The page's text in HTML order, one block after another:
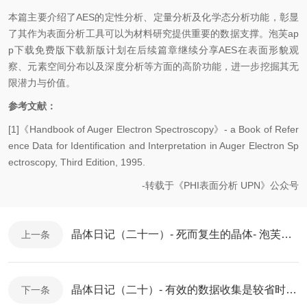
本篇主要介绍了AES的定性分析、定量分析及化学态分析功能，彰显
了其作为表面分析工具可以为材料研究提供重要的数据支撑。泡芙ap
p下载免费版下载新版计划在后续篇章继续分享AES在表面形貌观
察、元素空间分布以及深度分析等方面的高阶功能，进一步挖掘其无
限潜力与价值。
参考文献：
[1]《Handbook of Auger Electron Spectroscopy》- a Book of Refer
ence Data for Identification and Interpretation in Auger Electron Sp
ectroscopy, Third Edition, 1995.
-转载于《PHI表面分析 UPN》公众号
上一条 晶体日记（二十一）- 死而复生的晶体- 泡芙短视频色版下载衍射XRD
下一条 晶体日记（二十）- 有效的数据收集是较省时间的方式据- 泡芙短视频色版下载衍射XRD